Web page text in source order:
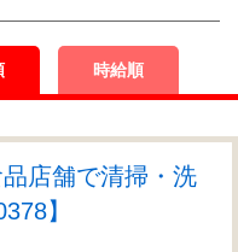
時給順
店舗で清掃・洗
】